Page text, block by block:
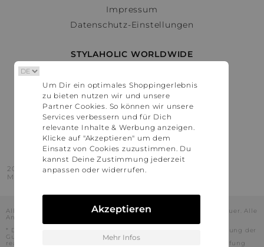
Impressum
Datenschutz-Einstellungen
STYLAHOLIC WORLDWIDE
Österreich
Schweiz
France
United States
2016 - 2026 © Stylaholic.
Made for you with love in munich.
Alle Preise inkl. der jeweils geltenden gesetzlichen Mehrwertsteuer. Alle
Angaben ohne Gewähr.
* Die angezeigten Preise beinhalten Rabatte, die durch die Nutzung der
Gutschein-Codes auf den Seiten unserer Partner voraussichtlich
realisiert werden können. Stylaholic führt keine vollständige Prüfung
Um Dir ein optimales Shoppingerlebnis
zu bieten nutzen wir und unsere
Partner Cookies. So können wir unsere
Services verbessern und für Dich
relevante Inhalte & Werbung anzeigen.
Klicke auf "Akzeptieren" um dem
Einsatz von Cookies zuzustimmen. Du
kannst Deine Zustimmung jederzeit
anpassen oder widerrufen.
Akzeptieren
Mehr Infos